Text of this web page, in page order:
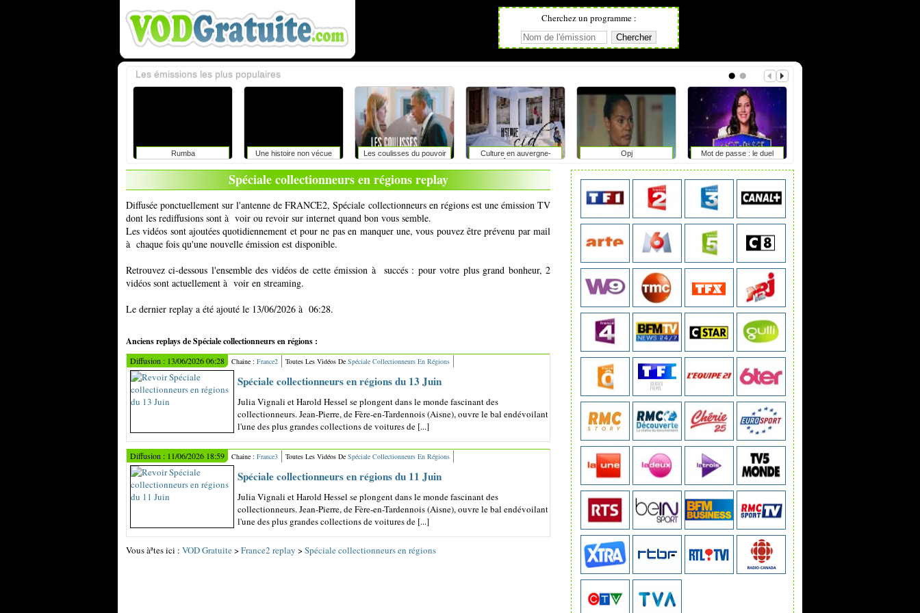
Cherchez un programme :
Rumba Une histoire non vécue Les coulisses du pouvoir
Culture en auvergne-
rhône-alpes
Opj Mot de passe : le duel
Les émissions les plus populaires
Spéciale collectionneurs en régions replay
Diffusée ponctuellement sur l'antenne de FRANCE2, Spéciale collectionneurs en régions est une émission TV
dont les rediffusions sont à voir ou revoir sur internet quand bon vous semble.
Les vidéos sont ajoutées quotidiennement et pour ne pas en manquer une, vous pouvez être prévenu par mail
à chaque fois qu'une nouvelle émission est disponible.
Retrouvez ci-dessous l'ensemble des vidéos de cette émission à succés : pour votre plus grand bonheur, 2
vidéos sont actuellement à voir en streaming.
Le dernier replay a été ajouté le 13/06/2026 à 06:28.
Anciens replays de Spéciale collectionneurs en régions :
Diffusion : 13/06/2026 06:28 Chaine : France2 Toutes Les Vidéos De Spéciale Collectionneurs En Régions
Spéciale collectionneurs en régions du 13 Juin
Julia Vignali et Harold Hessel se plongent dans le monde fascinant des
collectionneurs. Jean-Pierre, de Fère-en-Tardennois (Aisne), ouvre le bal endévoilant
l'une des plus grandes collections de voitures de [...]
Diffusion : 11/06/2026 18:59 Chaine : France3 Toutes Les Vidéos De Spéciale Collectionneurs En Régions
Spéciale collectionneurs en régions du 11 Juin
Julia Vignali et Harold Hessel se plongent dans le monde fascinant des
collectionneurs. Jean-Pierre, de Fère-en-Tardennois (Aisne), ouvre le bal endévoilant
l'une des plus grandes collections de voitures de [...]
Vous àªtes ici : VOD Gratuite>France2 replay >Spéciale collectionneurs en régions